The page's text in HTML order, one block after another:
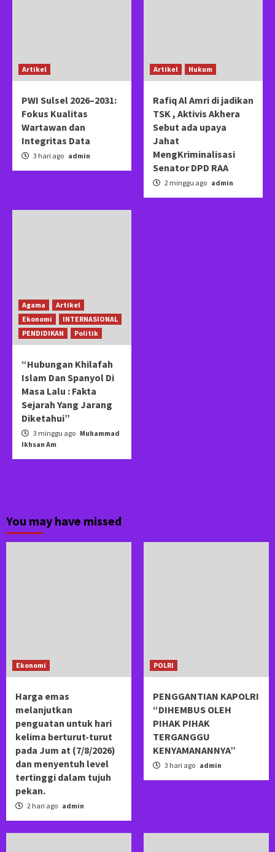
Artikel
PWI Sulsel 2026–2031:
Fokus Kualitas
Wartawan dan
Integritas Data
3 hari ago admin
Artikel Hukum
Rafiq Al Amri di jadikan
TSK , Aktivis Akhera
Sebut ada upaya
Jahat
MengKriminalisasi
Senator DPD RAA
2 minggu ago admin
Agama
Artikel
Ekonomi
INTERNASIONAL
PENDIDIKAN
Politik
“Hubungan Khilafah
Islam Dan Spanyol Di
Masa Lalu : Fakta
Sejarah Yang Jarang
Diketahui”
3 minggu ago Muhammad
Ikhsan Am
You may have missed
Ekonomi
Harga emas
melanjutkan
penguatan untuk hari
kelima berturut-turut
pada Jum at (7/8/2026)
dan menyentuh level
tertinggi dalam tujuh
pekan.
2 hari ago admin
POLRI
PENGGANTIAN KAPOLRI
“DIHEMBUS OLEH
PIHAK PIHAK
TERGANGGU
KENYAMANANNYA”
3 hari ago admin